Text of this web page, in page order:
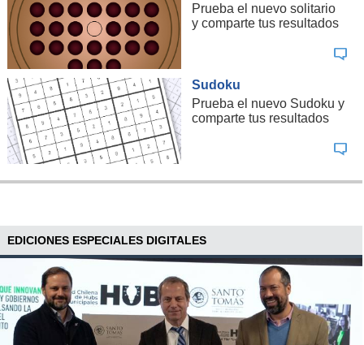
Prueba el nuevo solitario
y comparte tus resultados
Sudoku
Prueba el nuevo Sudoku y
comparte tus resultados
EDICIONES ESPECIALES DIGITALES